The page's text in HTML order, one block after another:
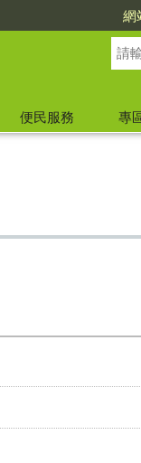
網
便民服務
專